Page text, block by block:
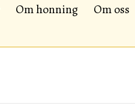
Om honning Om oss